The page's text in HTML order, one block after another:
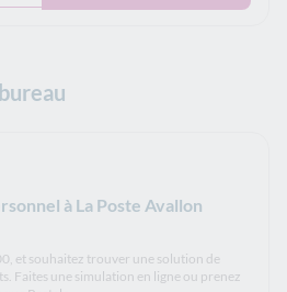
à La Poste Avallon
et souhaitez trouver une solution de
Faites une simulation en ligne ou prenez